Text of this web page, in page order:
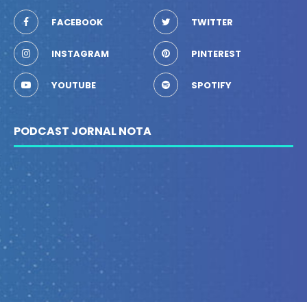
FACEBOOK TWITTER
INSTAGRAM PINTEREST
YOUTUBE SPOTIFY
PODCAST JORNAL NOTA